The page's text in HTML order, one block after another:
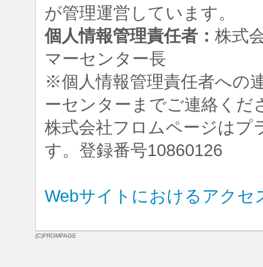
が管理運営しています。
個人情報管理責任者： 株式
マーセンター長
※個人情報管理責任者への
ーセンターまでご連絡くだ
株式会社フロムページはプ
す。登録番号10860126
Webサイトにおけるアクセ
(C)FROMPAGE